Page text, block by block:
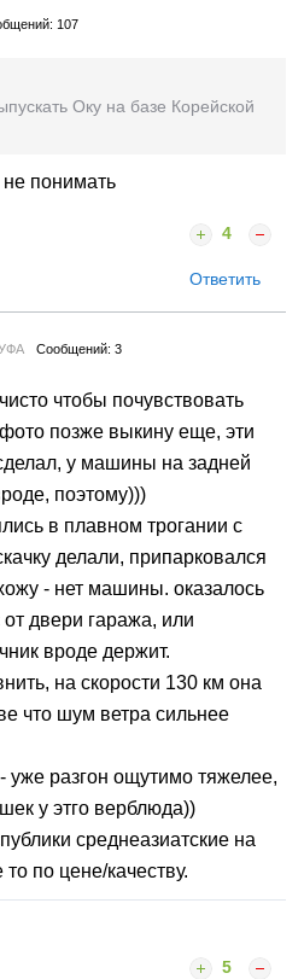
107
Оку на базе Корейской
понимать
4
Ответить
Сообщений: 3
чтобы почувствовать
позже выкину еще, эти
у машины на задней
поэтому)))
в плавном трогании с
делали, припарковался
- нет машины. оказалось
двери гаража, или
вроде держит.
на скорости 130 км она
что шум ветра сильнее
уже разгон ощутимо тяжелее,
у этго верблюда))
среднеазиатские на
по цене/качеству.
5